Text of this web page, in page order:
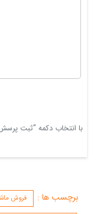
با انتخاب دکمه “ثبت
برچسب ها : فروش